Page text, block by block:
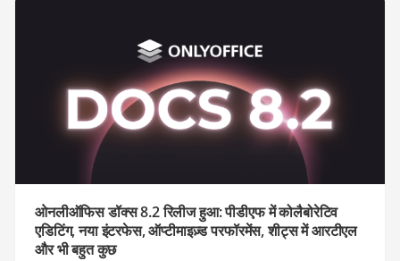
ओनलीऑफिस डॉक्स 8.2 रिलीज हुआ: पीडीएफ में कोलैबोरेटिव
एडिटिंग, नया इंटरफेस, ऑप्टीमाइज़्ड परफॉरमेंस, शीट्स में आरटीएल
और भी बहुत कुछ